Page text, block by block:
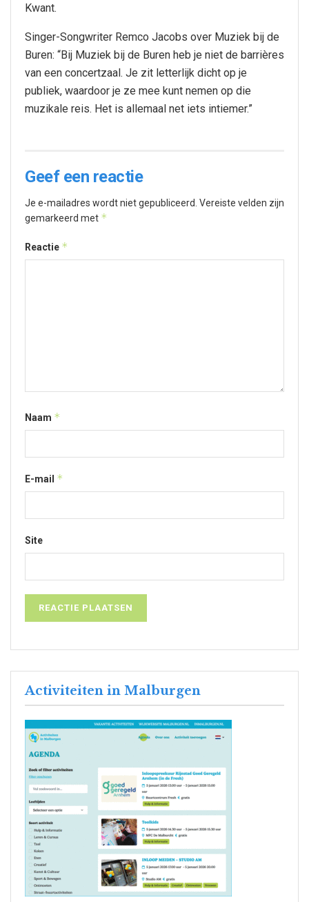
Kwant.
Singer-Songwriter Remco Jacobs over Muziek bij de
Buren: “Bij Muziek bij de Buren heb je niet de barrières
van een concertzaal. Je zit letterlijk dicht op je
publiek, waardoor je ze mee kunt nemen op die
muzikale reis. Het is allemaal net iets intiemer.”
Geef een reactie
Je e-mailadres wordt niet gepubliceerd. Vereiste velden zijn
gemarkeerd met *
Reactie *
Naam *
E-mail *
Site
Activiteiten in Malburgen